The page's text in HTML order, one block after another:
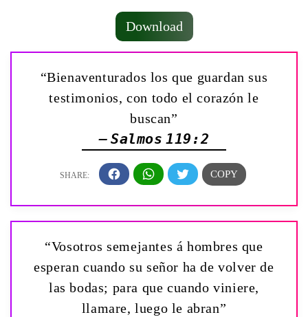
Download
“Bienaventurados los que guardan sus
testimonios, con todo el corazón le
buscan”
— Salmos 119:2
“Vosotros semejantes á hombres que
esperan cuando su señor ha de volver de
las bodas; para que cuando viniere,
llamare, luego le abran”